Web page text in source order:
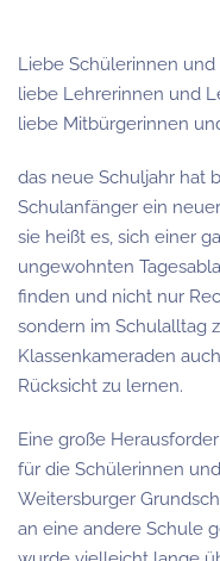
Liebe Schülerinnen und
liebe Lehrerinnen und
liebe Mitbürgerinnen
das neue Schuljahr hat
Schulanfänger ein
sie heißt es, sich einer
ungewohnten
finden und nicht nur
sondern im Schulalltag
Klassenkameraden
Rücksicht zu lernen.
Eine große
für die Schülerinnen
Weitersburger
an eine andere Schule